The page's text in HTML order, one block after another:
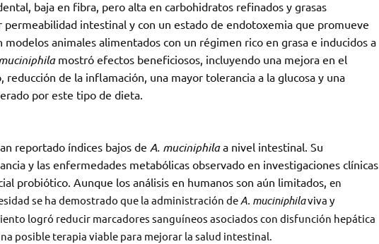
baja en fibra, pero alta en carbohidratos refinados y grasas
permeabilidad intestinal y con un estado de endotoxemia que promueve
animales alimentados con un régimen rico en grasa e inducidos a
mostró efectos beneficiosos, incluyendo una mejora en el
de la inflamación, una mayor tolerancia a la glucosa y una
por este tipo de dieta.
reportado índices bajos de A. muciniphilaa nivel intestinal. Su
y las enfermedades metabólicas observado en investigaciones clínicas
probiótico. Aunque los análisis en humanos son aún limitados, en
se ha demostrado que la administración deA. muciniphilaviva y
logró reducir marcadores sanguíneos asociados con disfunción hepática
posible terapia viable para mejorar la salud intestinal.